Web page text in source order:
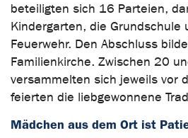
beteiligten sich 16 Parteien,
Kindergarten, die Grundschule
Feuerwehr. Den Abschluss
Familienkirche. Zwischen 20
versammelten sich jeweils vor
feierten die liebgewonnene
Mädchen aus dem Ort ist